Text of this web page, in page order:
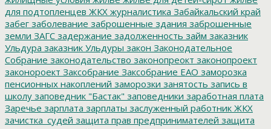
для подтопленцев ЖКХ журналистика Забайкальский край
забег заболевание заброшенные здания заброшенные
земли ЗАГС задержание задолженность займ заказник
Ульдура заказник Ульдуры закон Законодательное
Собрание законодательство законопреокт законопроект
законороект Заксобрание Заксобрание ЕАО заморозка
пенсионных накоплений заморозки занятость запись в
школу заповедник "Бастак" заповедники заработная плата
Заречье зарплата зарплаты заслуженный работник ЖКХ
зачистка_судей защита прав предпринимателей защита